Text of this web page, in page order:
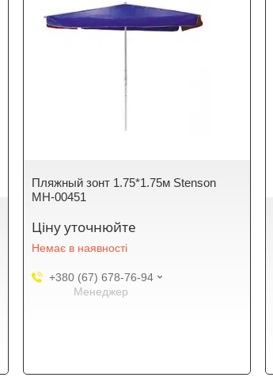
Пляжный зонт 1.75*1.75м Stenson
MH-00451
Ціну уточнюйте
Немає в наявності
+380 (67) 678-76-94
Менеджер